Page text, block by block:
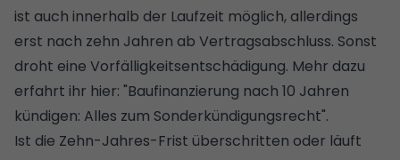
ist auch innerhalb der Laufzeit möglich, allerdings
erst nach zehn Jahren ab Vertragsabschluss. Sonst
droht eine Vorfälligkeitsentschädigung. Mehr dazu
erfahrt ihr hier: "Baufinanzierung nach 10 Jahren
kündigen: Alles zum Sonderkündigungsrecht".
Ist die Zehn-Jahres-Frist überschritten oder läuft